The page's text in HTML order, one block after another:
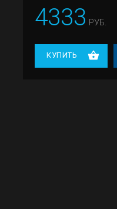
4333 РУБ.
КУПИТЬ